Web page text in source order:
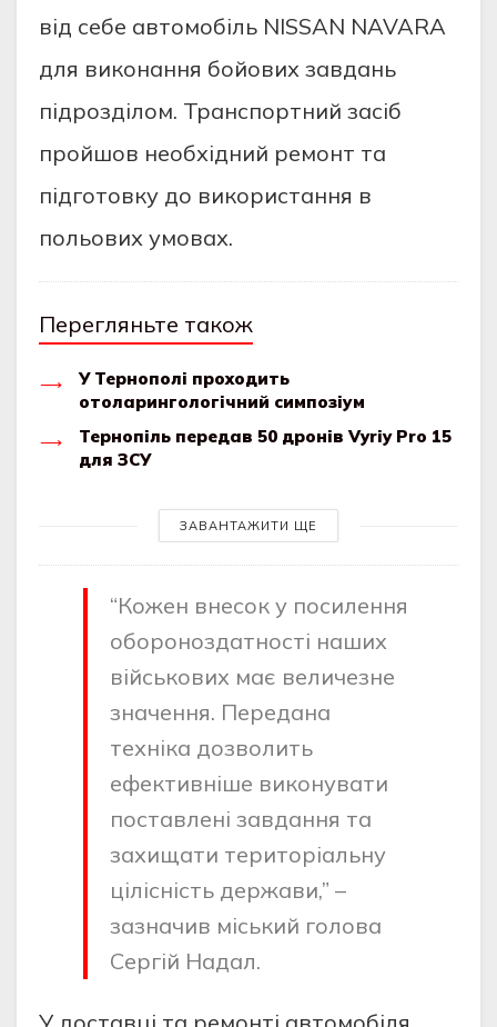
від себе автомобіль NISSAN NAVARA
для виконання бойових завдань
підрозділом. Транспортний засіб
пройшов необхідний ремонт та
підготовку до використання в
польових умовах.
Перегляньте також
У Тернополі проходить
отоларингологічний симпозіум
Тернопіль передав 50 дронів Vyriy Pro 15
для ЗСУ
ЗАВАНТАЖИТИ ЩЕ
“Кожен внесок у посилення
обороноздатності наших
військових має величезне
значення. Передана
техніка дозволить
ефективніше виконувати
поставлені завдання та
захищати територіальну
цілісність держави,” –
зазначив міський голова
Сергій Надал.